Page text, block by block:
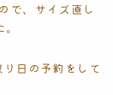
で、サイズ直し
日の予約をして